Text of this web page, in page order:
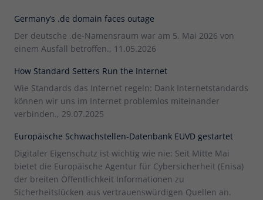
Germany’s .de domain faces outage
Der deutsche .de-Namensraum war am 5. Mai 2026 von
einem Ausfall betroffen., 11.05.2026
How Standard Setters Run the Internet
Wie Standards das Internet regeln: Dank Internetstandards
können wir uns im Internet problemlos miteinander
verbinden., 29.07.2025
Europäische Schwachstellen-Datenbank EUVD gestartet
Digitaler Eigenschutz ist wichtig wie nie: Seit Mitte Mai
bietet die Europäische Agentur für Cybersicherheit (Enisa)
der breiten Öffentlichkeit Informationen zu
Sicherheitslücken aus vertrauenswürdigen Quellen an.